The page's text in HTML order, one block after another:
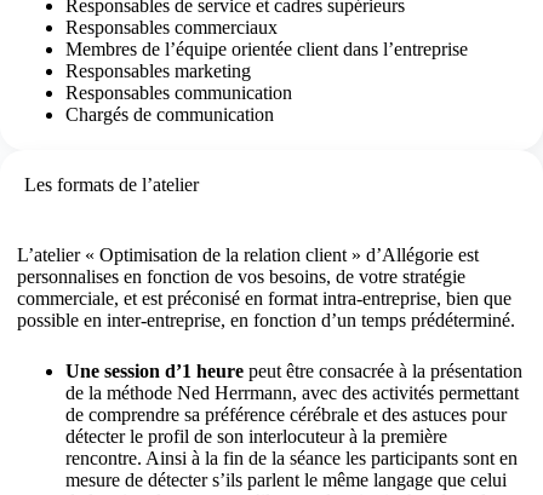
Responsables de service et cadres supérieurs
Responsables commerciaux
Membres de l’équipe orientée client dans l’entreprise
Responsables marketing
Responsables communication
Chargés de communication
Les formats de l’atelier
L’atelier « Optimisation de la relation client » d’Allégorie est
personnalises en fonction de vos besoins, de votre stratégie
commerciale, et est préconisé en format intra-entreprise, bien que
possible en inter-entreprise, en fonction d’un temps prédéterminé.
Une session d’1 heure peut être consacrée à la présentation
de la méthode Ned Herrmann, avec des activités permettant
de comprendre sa préférence cérébrale et des astuces pour
détecter le profil de son interlocuteur à la première
rencontre. Ainsi à la fin de la séance les participants sont en
mesure de détecter s’ils parlent le même langage que celui